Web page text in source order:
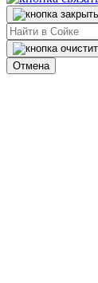
Отмена